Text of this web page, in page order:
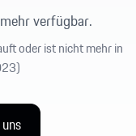
verfügbar.
oder ist nicht mehr in